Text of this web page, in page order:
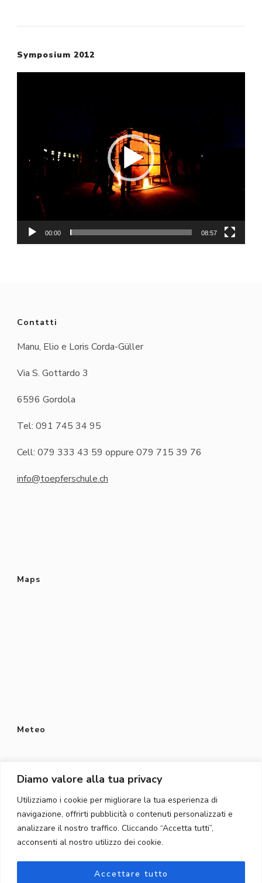
Diamo valore alla tua privacy
Utilizziamo i cookie per migliorare la tua esperienza di
navigazione, offrirti pubblicità o contenuti personalizzati e
analizzare il nostro traffico. Cliccando “Accetta tutti”,
acconsenti al nostro utilizzo dei cookie.
Accettare tutto
Symposium 2012
00:00 08:57
Contatti
Manu, Elio e Loris Corda-Güller
Via S. Gottardo 3
6596 Gordola
Tel: 091 745 34 95
Cell: 079 333 43 59 oppure 079 715 39 76
info@toepferschule.ch
Maps
Meteo
Protezione dei dati
Privacy Policy
Protezione dei dati